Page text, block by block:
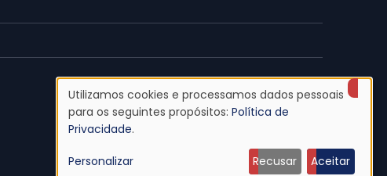
Uso
de
Utilizamos cookies e processamos dados pessoais
para os seguintes propósitos: Política de
Privacidade.
Personalizar Recusar Aceitar